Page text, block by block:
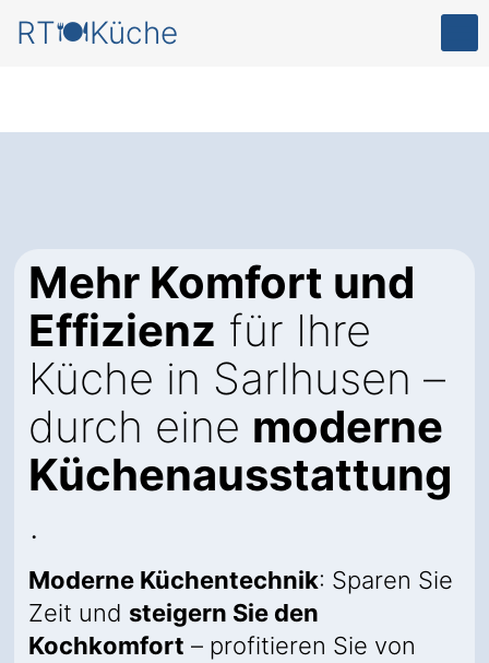
RT🍽️Küche
Mehr Komfort und
Effizienz für Ihre
Küche in Sarlhusen –
durch eine moderne
Küchenausstattung
.
Moderne Küchentechnik: Sparen Sie
Zeit und steigern Sie den
Kochkomfort – profitieren Sie von